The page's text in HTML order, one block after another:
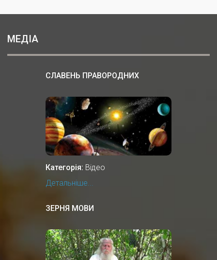
МЕДІА
СЛАВЕНЬ ПРАВОРОДНИХ
Категорія: Відео
Детальніше...
ЗЕРНЯ МОВИ